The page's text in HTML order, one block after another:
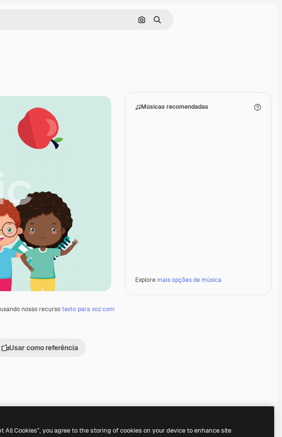
Pesquisar por imagem
Buscar
nosso recursotexto para voz com
Usar como referência
Músicas recomendadas
Explore mais opções de música
Premium
Premium Premium
Premium
All Cookies”, you agree to the storing of cookies on your device to enhance site